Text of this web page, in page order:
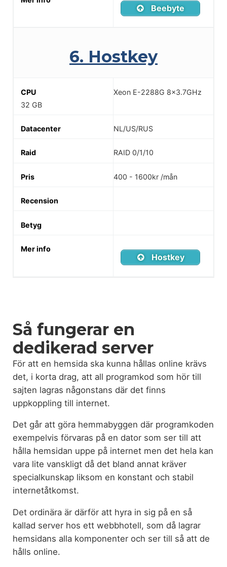
Beebyte
6. Hostkey
Xeon E-2288G 8x3.7GHz
32 GB
NL/US/RUS
RAID 0/1/10
400 - 1600kr /mån
Hostkey
Så fungerar en
dedikerad server
För att en hemsida ska kunna hållas online krävs
det, i korta drag, att all programkod som hör till
sajten lagras någonstans där det finns
uppkoppling till internet.
Det går att göra hemmabyggen där programkoden
exempelvis förvaras på en dator som ser till att
hålla hemsidan uppe på internet men det hela kan
vara lite vanskligt då det bland annat kräver
specialkunskap liksom en konstant och stabil
internetåtkomst.
Det ordinära är därför att hyra in sig på en så
kallad server hos ett webbhotell, som då lagrar
hemsidans alla komponenter och ser till så att de
hålls online.